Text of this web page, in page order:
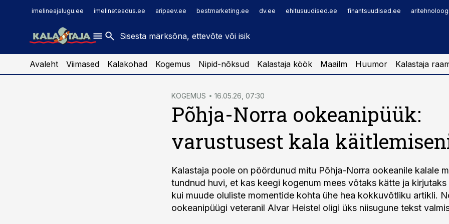
imelineajalugu.ee imelineteadus.ee aripaev.ee bestmarketing.ee dv.ee ehitusuudised.ee finantsuudised.ee
imelineteadus.ee
kaubandus.ee
toostusuudised.ee
Avaleht Viimased Kalakohad Kogemus Nipid-nõksud Kalastaja köök Maailm Huumor Kalastaja
KOGEMUS 16.05.26, 07:30
Põhja-Norra ookeanipüük:
varustusest kala
Kalastaja poole on pöördunud mitu Põhja-Norra ookeanile kalale
tundnud huvi, et kas keegi kogenum mees võtaks kätte ja kirjutaks
kui muude oluliste momentide kohta ühe hea kokkuvõtliku artikli.
ookeanipüügi veteranil Alvar Heistel oligi üks niisugune tekst